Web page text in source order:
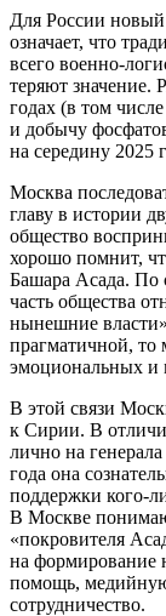
Для России
означает, что
всего военно-
теряют значение.
годах (в том
и добычу
на середину 2025
Москва
главу в истории
общество
хорошо помнит,
Башара Асада. По
часть общества
нынешние
прагматичной, то
эмоциональных и
В этой связи
к Сирии. В
лично на генерала
года она
поддержки кого-
В Москве
«покровителя
на формирование
помощь, медийную
сотрудничество.